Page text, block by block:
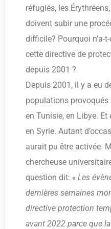
réfugiés, les
doivent subir une
difficile? Pourquoi n’a-
cette directive de
depuis 2001 ?
Depuis 2001, il y a eu
populations
en Tunisie, en Libye.
en Syrie. Autant
aurait pu être activée.
chercheuse
question dit: « Les
dernières semaines
directive protection
avant 2022 parce que